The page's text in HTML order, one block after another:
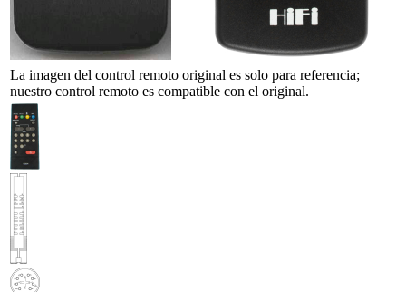
La imagen del control remoto original es solo para referencia;
nuestro control remoto es compatible con el original.